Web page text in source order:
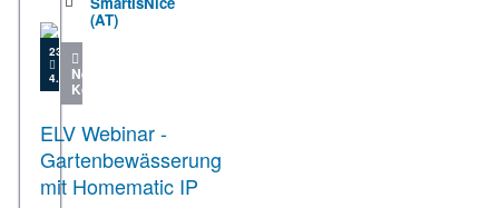
23.03.2022
4.309
ELV Webinar -
Gartenbewässerung
mit Homematic IP
(AT)
Neue
Kommentare